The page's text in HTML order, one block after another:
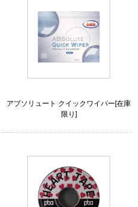
アブソリュート クイックワイパー[在庫
限り]